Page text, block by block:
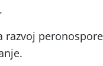
razvoj